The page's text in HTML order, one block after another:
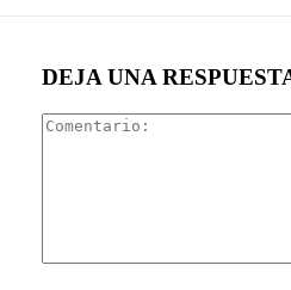
DEJA UNA